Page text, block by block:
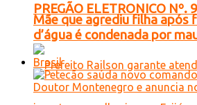
PREGÃO ELETRONICO
Mãe que agrediu filha após
d’água é condenada por
Brasil